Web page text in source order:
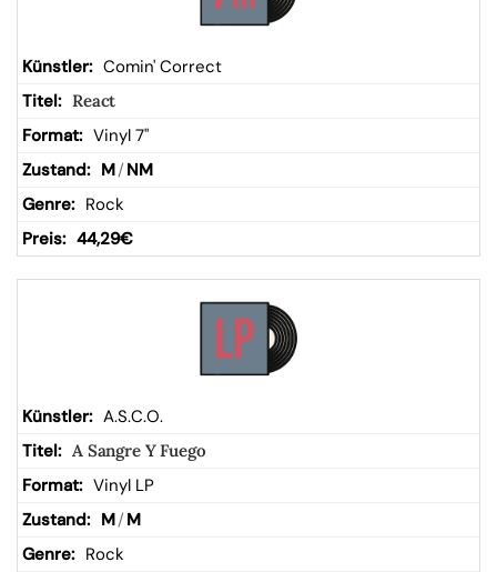
Comin' Correct
React
Vinyl 7"
M/ NM
Rock
44,29€
A.S.C.O.
A Sangre Y Fuego
Vinyl LP
M/ M
Rock